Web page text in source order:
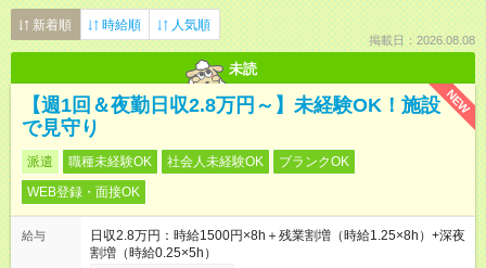
新着順 時給順 人気順
掲載日：2026.08.08
未読
NEW
【週1回＆夜勤日収2.8万円～】未経験OK！施設
で見守り
派遣 職種未経験OK 社会人未経験OK
ブランクOK
WEB登録・面接OK
給与
日収2.8万円：時給1500円×8h＋残業割増（時給1.25×8h）+深夜
割増（時給0.25×5h）